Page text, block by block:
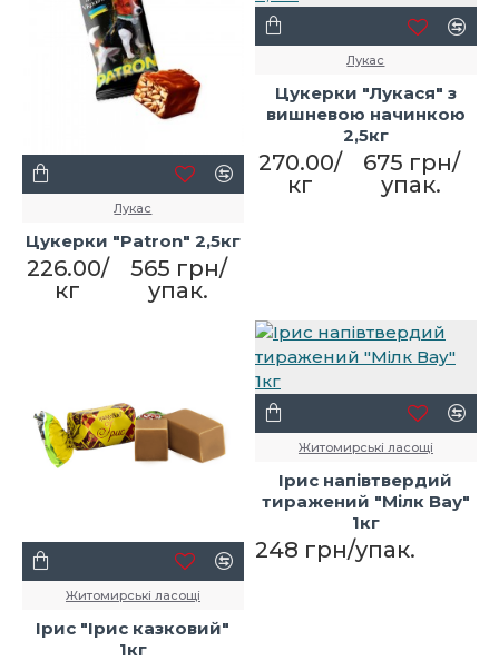
Лукас
Цукерки "Patron" 2,5кг
226.00/
кг
565 грн/
упак.
Лукас
Цукерки "Лукася" з
вишневою начинкою
2,5кг
270.00/
кг
675 грн/
упак.
Житомирські ласощі
Ірис "Ірис казковий"
1кг
Житомирські ласощі
Ірис напівтвердий
тиражений "Мілк Вау"
1кг
248 грн/упак.